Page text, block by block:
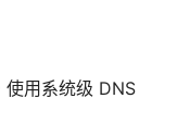
使用系统级 DNS